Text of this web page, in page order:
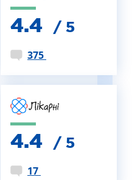
4.4 / 5
375
4.4 / 5
17